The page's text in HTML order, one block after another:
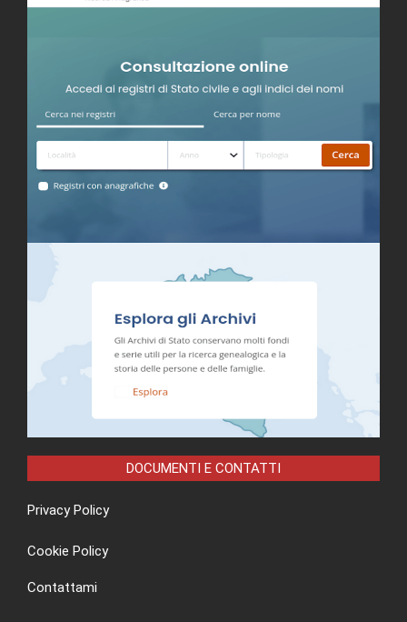
DOCUMENTI E CONTATTI
Privacy Policy
Cookie Policy
Contattami